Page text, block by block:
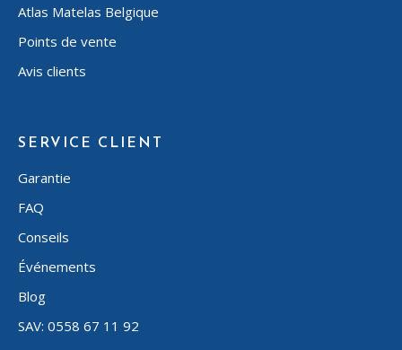
Atlas Matelas Belgique
Points de vente
Avis clients
SERVICE CLIENT
Garantie
FAQ
Conseils
Événements
Blog
SAV: 0558 67 11 92